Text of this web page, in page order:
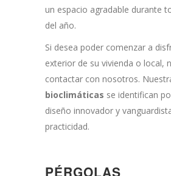
un espacio agradable durante
del año.
Si desea poder comenzar a
exterior de su vivienda o local,
contactar con nosotros.
bioclimáticas se identifican
diseño innovador y
practicidad.
PÉRGOLAS